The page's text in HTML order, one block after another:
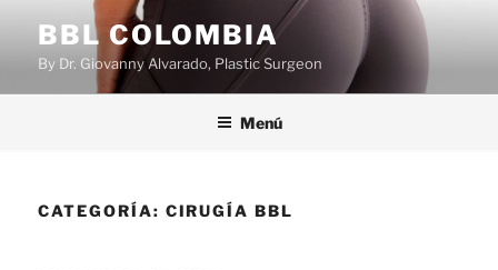
contenido
BBL COLOMBIA
By Dr. Giovanny Alvarado, Plastic Surgeon
Menú
CATEGORÍA: CIRUGÍA BBL